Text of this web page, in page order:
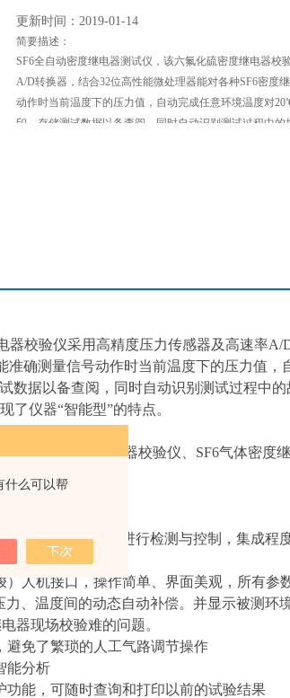
什么可以帮
更新时间：2019-01-14
简要描述：
SF6全自动密度继电器测试仪，该六氟化硫密度继电器校
A/D转换器，结合32位高性能微处理器能对各种SF6密度
动作时当前温度下的压力值，自动完成任意环境温度对
印、存储测试数据以备查阅，同时自动识别测试过程中的
器校验仪采用高精度压力传感器及高速率A/
准确测量信号动作时当前温度下的压力值，
据以备查阅，同时自动识别测试过程中的
了仪器“智能型”的特点。
氟化硫密度继电器校验仪、SF6气体密度
速信号处理芯片进行检测与控制，集成程
人机接口，操作简单、界面美观，所有参
、温度间的动态自动补偿。并显示被测环
器现场校验难的问题。
避免了繁琐的人工气路调节操作
能分析
能，可随时查询和打印以前的试验结果